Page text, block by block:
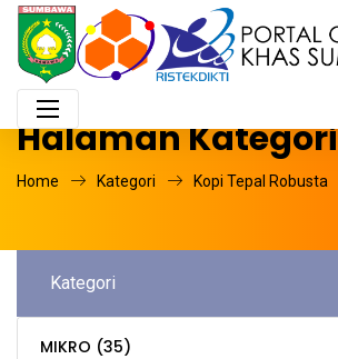
Halaman Kategori
Home Kategori Kopi Tepal Robusta
Kategori
MIKRO (35)